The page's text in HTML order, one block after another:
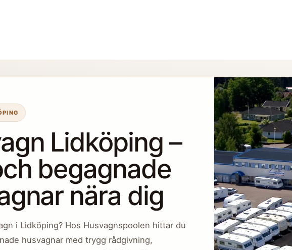
Lidköping –
begagnade
nära dig
i Lidköping? Hos Husvagnspoolen hittar du
husvagnar med trygg rådgivning,